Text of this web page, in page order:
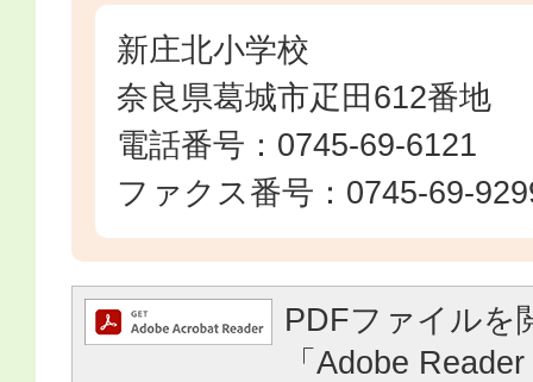
新庄北小学校
奈良県葛城市疋田612番地
電話番号：0745-69-6121
ファクス番号：0745-69-
PDFファイルを
「Adobe